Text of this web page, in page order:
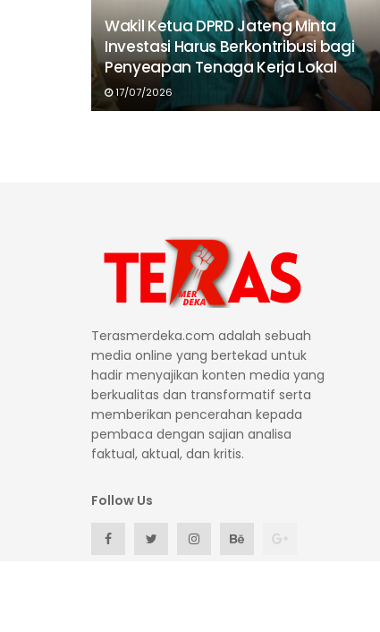
Wakil Ketua DPRD Jateng Minta
Investasi Harus Berkontribusi bagi
Penyeapan Tenaga Kerja Lokal
17/07/2026
Terasmerdeka.com adalah sebuah
media online yang bertekad untuk
hadir menyajikan konten media yang
berkualitas dan transformatif serta
memberikan pencerahan kepada
pembaca dengan sajian analisa
faktual, aktual, dan kritis.
Follow Us